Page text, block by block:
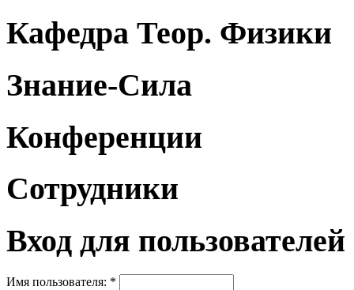
Кафедра Теор. Физики
Знание-Сила
Конференции
Сотрудники
Вход для пользователей
Имя пользователя: *